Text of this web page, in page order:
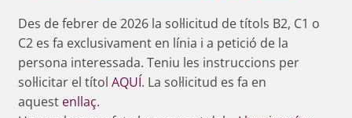
Des de febrer de 2026 la sol·licitud de títols B2, C1 o
C2 es fa exclusivament en línia i a petició de la
persona interessada. Teniu les instruccions per
sol·licitar el títol AQUÍ. La sol·licitud es fa en
aquest enllaç.